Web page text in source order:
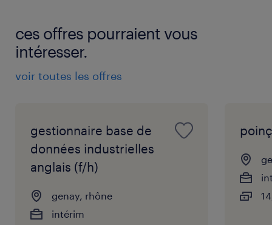
ces offres pourraient vous
intéresser.
voir toutes les offres
gestionnaire base de
données industrielles
anglais (f/h)
genay, rhône
intérim